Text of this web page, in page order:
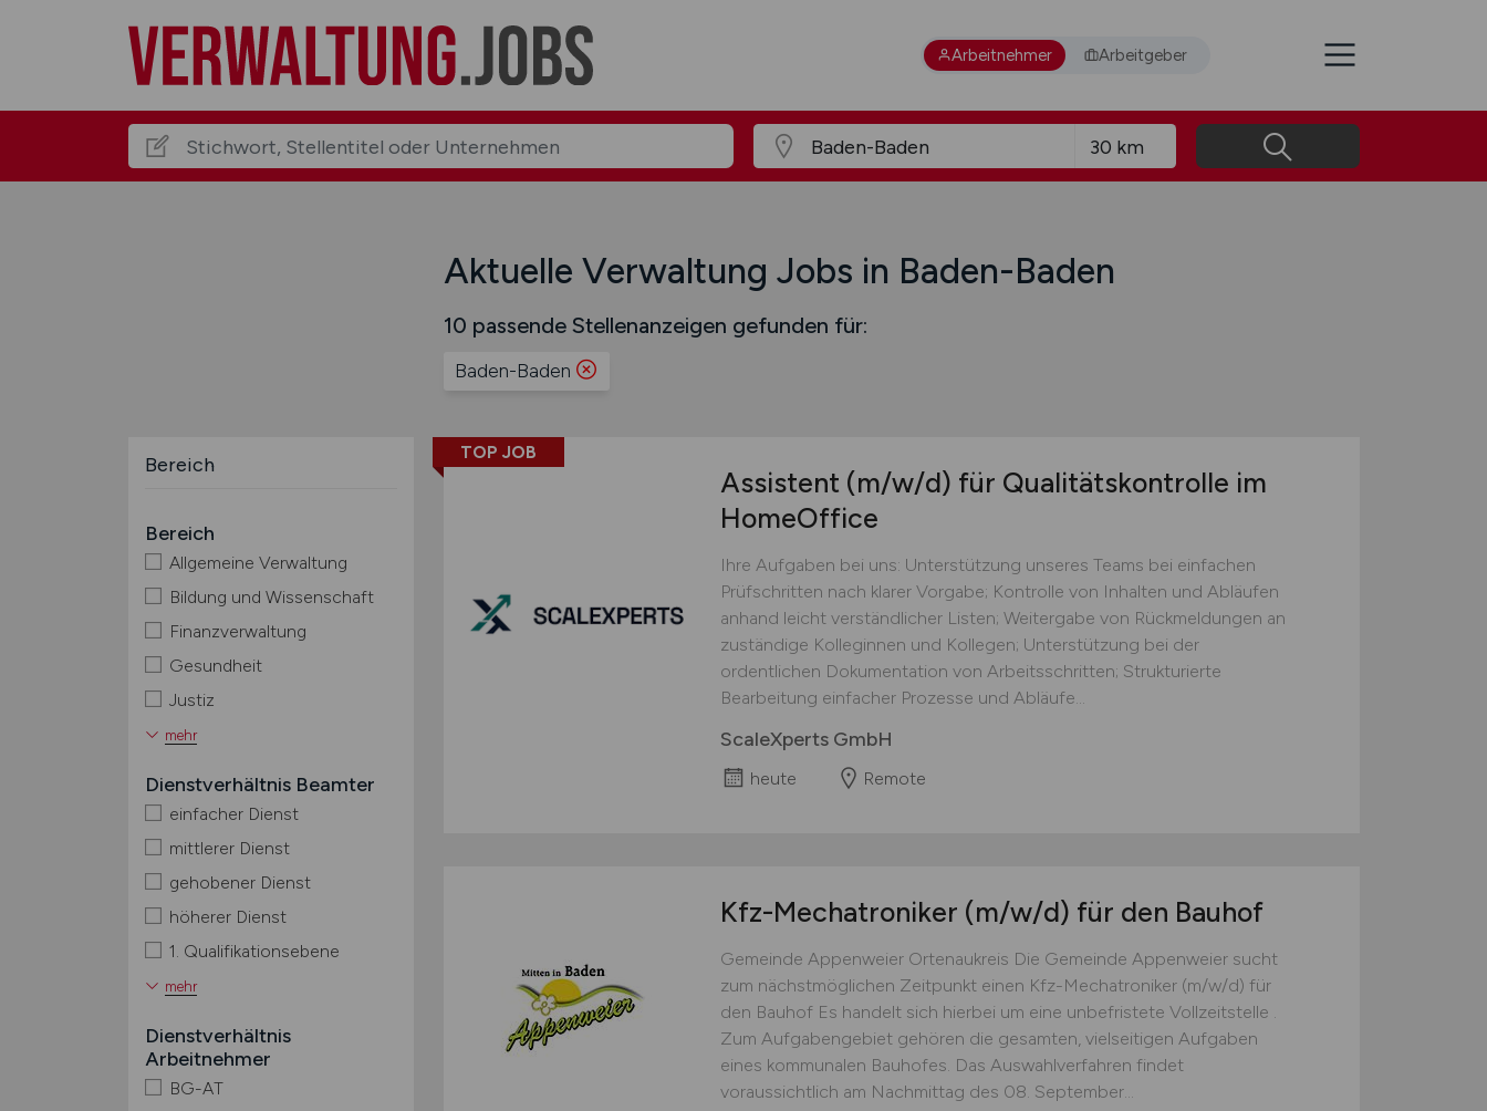
Arbeitnehmer Arbeitgeber
Aktuelle Verwaltung Jobs in Baden-Baden
10 passende Stellenanzeigen gefunden für:
Baden-Baden
Bereich
Bereich
Allgemeine Verwaltung
Bildung und Wissenschaft
Finanzverwaltung
Gesundheit
Justiz
mehr
Dienstverhältnis Beamter
einfacher Dienst
mittlerer Dienst
gehobener Dienst
höherer Dienst
1. Qualifikationsebene
mehr
Dienstverhältnis
Arbeitnehmer
BG-AT
TOP JOB
Assistent (m/w/d) für Qualitätskontrolle im
HomeOffice
Ihre Aufgaben bei uns: Unterstützung unseres Teams bei einfachen
Prüfschritten nach klarer Vorgabe; Kontrolle von Inhalten und Abläufen
anhand leicht verständlicher Listen; Weitergabe von Rückmeldungen an
zuständige Kolleginnen und Kollegen; Unterstützung bei der
ordentlichen Dokumentation von Arbeitsschritten; Strukturierte
Bearbeitung einfacher Prozesse und Abläufe...
ScaleXperts GmbH
heute Remote
Kfz-Mechatroniker (m/w/d) für den Bauhof
Gemeinde Appenweier Ortenaukreis Die Gemeinde Appenweier sucht
zum nächstmöglichen Zeitpunkt einen Kfz-Mechatroniker (m/w/d) für
den Bauhof Es handelt sich hierbei um eine unbefristete Vollzeitstelle .
Zum Aufgabengebiet gehören die gesamten, vielseitigen Aufgaben
eines kommunalen Bauhofes. Das Auswahlverfahren findet
voraussichtlich am Nachmittag des 08. September...